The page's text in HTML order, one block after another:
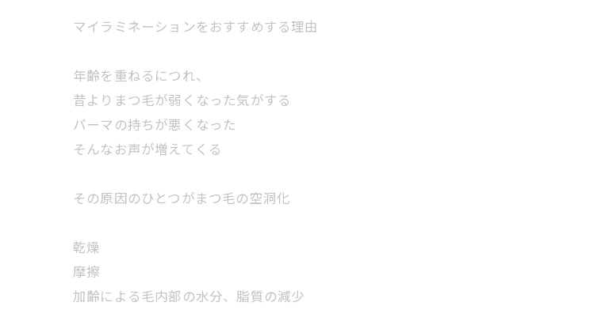
マイラミネーションをおすすめする理由
年齢を重ねるにつれ、
昔よりまつ毛が弱くなった気がする
パーマの持ちが悪くなった
そんなお声が増えてくる
その原因のひとつがまつ毛の空洞化
乾燥
摩擦
加齢による毛内部の水分、脂質の減少